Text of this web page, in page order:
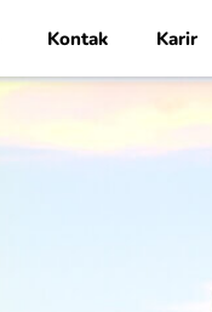
Kontak Karir